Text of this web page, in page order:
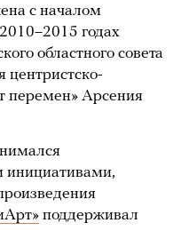
с началом
годах
областного совета
центристско-
перемен» Арсения
инициативами,
поддерживал